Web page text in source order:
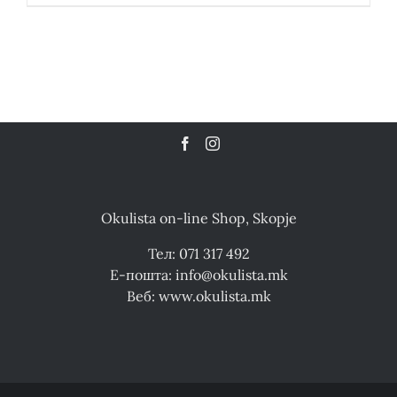
Okulista on-line Shop, Skopje
Тел: 071 317 492
Е-пошта: info@okulista.mk
Веб: www.okulista.mk